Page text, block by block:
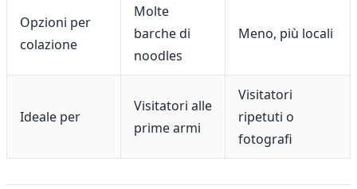
Opzioni per
colazione
Molte
barche di
noodles
Meno, più locali
Ideale per
Visitatori alle
prime armi
Visitatori
ripetuti o
fotografi